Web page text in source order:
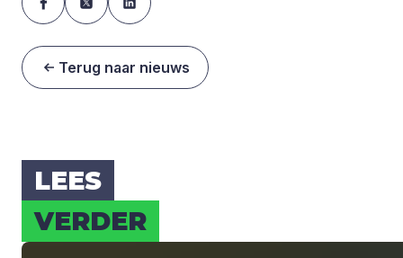
Terug naar nieuws
LEES
VER­DER